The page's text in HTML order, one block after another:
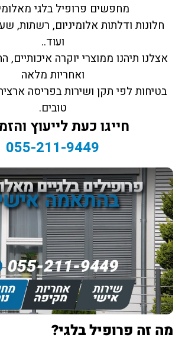
מחפשים פרופיל בלגי
חלונות ודלתות אלומיניום, רשתות, שער
ועוד..
אצלנו תיהנו ממוצרי יוקרה איכותיים,
ואחריות מלאה
בטיחות לפי תקן ושירות בפריסה ארצית
טובים.
חייגו כעת לייעוץ
055-211-9449
מה זה פרופיל בלגי?